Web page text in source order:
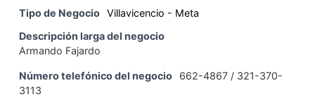
Tipo de Negocio Villavicencio - Meta
Descripción larga del negocio
Armando Fajardo
Número telefónico del negocio
662-4867 / 321-370-
3113